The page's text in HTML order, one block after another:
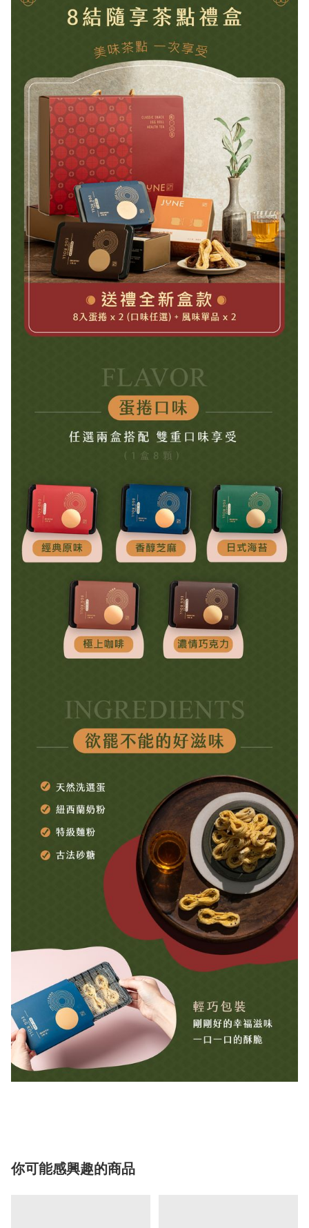
你可能感興趣的商品